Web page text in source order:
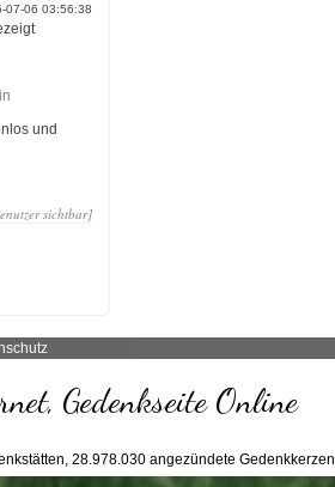
07-06 03:56:38
und
sichtbar]
Gedenkseite Online
28.978.030angezündete Gedenkkerzen